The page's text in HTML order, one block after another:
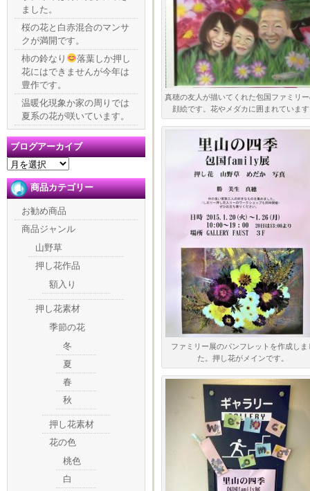
真穂の友人が描いてくれた包国ファミリ
顔絵です。花やメダカに囲まれていま
ファミリー展のパンフレットを作成しま
た。押し花がメインです。
ました。
桜の花と白赤混合のマンサ
クが満開です。
柿の鈴なり
落葉しか押し
花にはできませんが今年は
豊作です。
温暖化現象か家の周りでは
夏系の花が咲いています。
ブログアーカイブ
ブ
ロ
グ
商品カテゴリー
お勧め商品
商品ジャンル
山野草
押し花作品
額入り
押し花素材
季節の花
冬
夏
春
秋
押し花素材
花の色
桃色
白